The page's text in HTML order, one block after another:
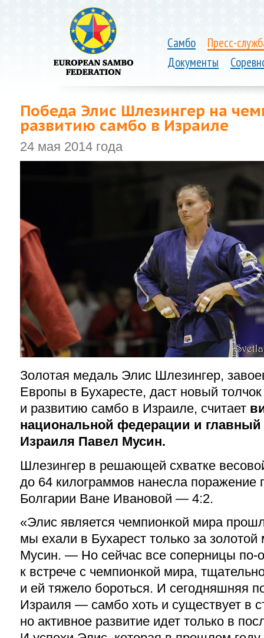
Самбо
Пресс-
Документы
Победа Элис Шлезингер на
развитию самбо в Израиле
24 мая 2014 года
Золотая медаль Элис Шлезингер,
Европы в Бухаресте, даст новый
и развитию самбо в Израиле, считает
национальной федерации и главный
Израиля Павел Мусин.
Шлезингер в решающей схватке
до 64 килограммов нанесла поражение
Болгарии Ване Ивановой — 4:2.
«Элис является чемпионкой мира
мы ехали в Бухарест только за
Мусин. — Но сейчас все соперницы по-
к встрече с чемпионкой мира,
и ей тяжело бороться. И сегодняшняя
Израиля — самбо хоть и существует в
но активное развитие идет только в